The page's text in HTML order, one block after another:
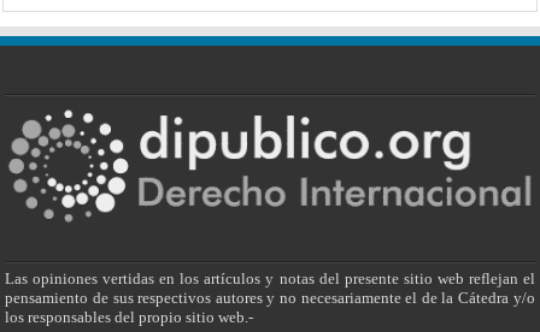
Las opiniones vertidas en los artículos y notas del presente sitio web reflejan el
pensamiento de sus respectivos autores y no necesariamente el de la Cátedra y/o
los responsables del propio sitio web.-